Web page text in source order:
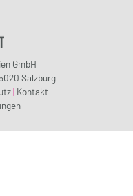
GmbH
Salzburg
| Kontakt